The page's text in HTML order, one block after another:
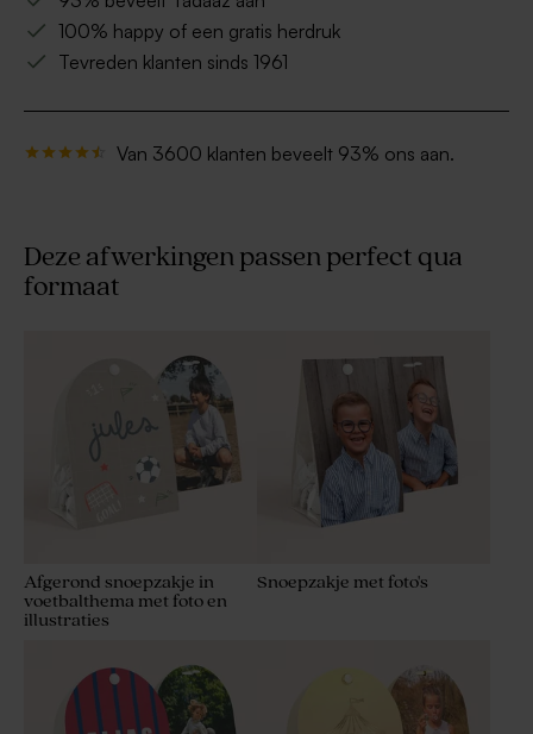
100% happy of een gratis herdruk
Tevreden klanten sinds 1961
Van 3600 klanten beveelt 93% ons aan.
Deze afwerkingen passen perfect qua
formaat
Afgerond snoepzakje in
voetbalthema met foto en
illustraties
Snoepzakje met foto's